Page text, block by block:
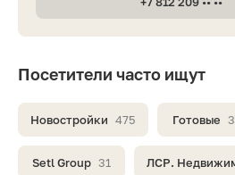
Посетители часто ищут
Новостройки 475 Готовые
Setl Group 31 ЛСР.